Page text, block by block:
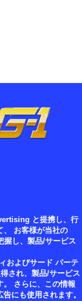
と提携し、行
、 お客様が当社の
握し、製品/サービス
およびサード パーテ
され、製品/サービス
。 さらに、この情報
にも使用されます。